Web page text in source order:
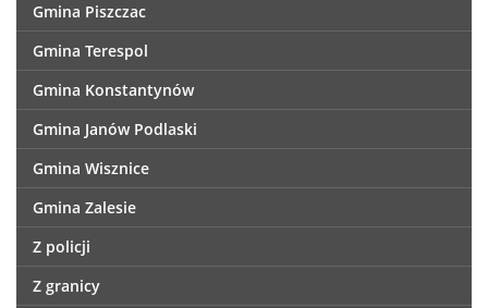
Gmina Piszczac
Gmina Terespol
Gmina Konstantynów
Gmina Janów Podlaski
Gmina Wisznice
Gmina Zalesie
Z policji
Z granicy